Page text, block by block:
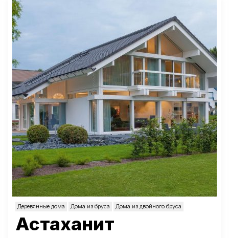
Деревянные дома Дома из бруса Дома из двойного бруса
Астаханит